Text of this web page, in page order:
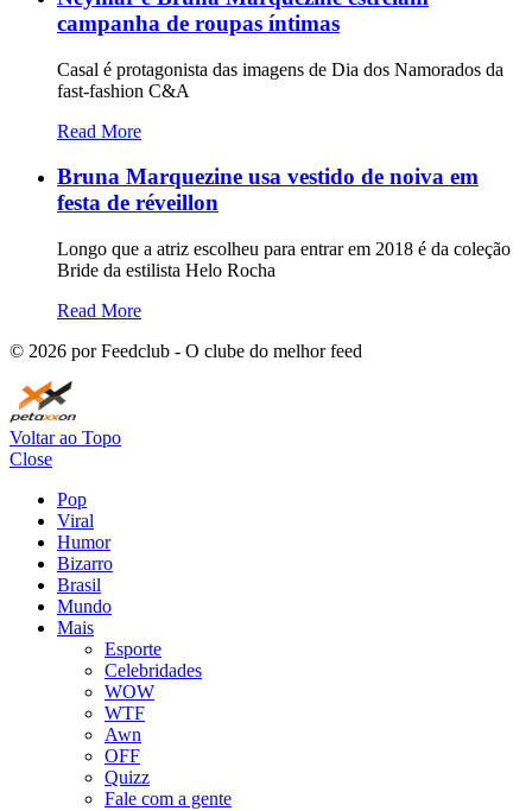
campanha de roupas íntimas
Casal é protagonista das imagens de Dia dos Namorados da
fast-fashion C&A
Read More
Bruna Marquezine usa vestido de noiva em
festa de réveillon
Longo que a atriz escolheu para entrar em 2018 é da coleção
Bride da estilista Helo Rocha
Read More
© 2026 por Feedclub - O clube do melhor feed
Voltar ao Topo
Close
Pop
Viral
Humor
Bizarro
Brasil
Mundo
Mais
Esporte
Celebridades
WOW
WTF
Awn
OFF
Quizz
Fale com a gente